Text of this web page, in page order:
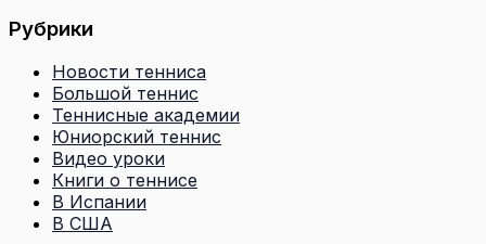
Рубрики
Новости тенниса
Большой теннис
Теннисные академии
Юниорский теннис
Видео уроки
Книги о теннисе
В Испании
В США